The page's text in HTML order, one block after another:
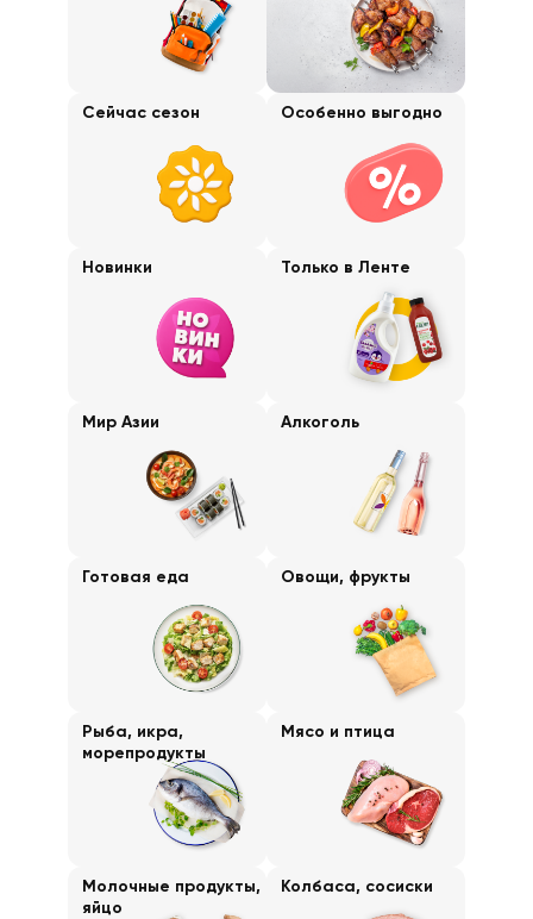
Сейчас сезон Особенно выгодно
Новинки Только в Ленте
Мир Азии Алкоголь
Готовая еда Овощи, фрукты
Рыба, икра,
морепродукты
Мясо и птица
Молочные продукты,
яйцо
Колбаса, сосиски